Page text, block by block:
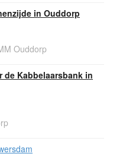
in Ouddorp
Ouddorp
de Kabbelaarsbank in